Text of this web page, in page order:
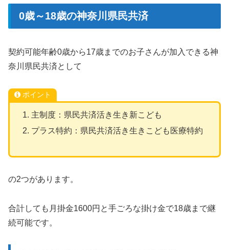
0歳～18歳の神奈川県民共済
契約可能年齢0歳から17歳までのお子さんが加入できる神
奈川県民共済として
ポイント
主制度：県民共済活き生き新こども
プラス特約：県民共済活き生きこども医療特約
の2つがあります。
合計しても月掛金1600円と手ごろな掛け金で18歳まで継
続可能です。